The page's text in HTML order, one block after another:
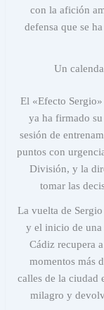
con la afición
defensa que se
Un
El «Efecto
ya ha firmado
sesión de
puntos con
División, y la
tomar las
La vuelta de
y el inicio de una
Cádiz recupera
momentos más
calles de la ciudad
milagro y